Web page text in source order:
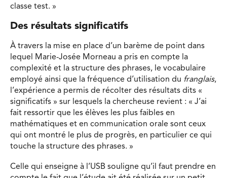
classe test. »
Des résultats significatifs
À travers la mise en place d’un barème de point dans
lequel Marie-Josée Morneau a pris en compte la
complexité et la structure des phrases, le vocabulaire
employé ainsi que la fréquence d’utilisation du franglais,
l’expérience a permis de récolter des résultats dits «
significatifs » sur lesquels la chercheuse revient : « J’ai
fait ressortir que les élèves les plus faibles en
mathématiques et en communication orale sont ceux
qui ont montré le plus de progrès, en particulier ce qui
touche la structure des phrases. »
Celle qui enseigne à l’USB souligne qu’il faut prendre en